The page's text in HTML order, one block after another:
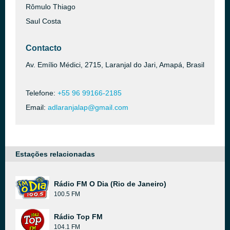
Rômulo Thiago
Saul Costa
Contacto
Av. Emílio Médici, 2715, Laranjal do Jari, Amapá, Brasil
Telefone: +55 96 99166-2185
Email: adlaranjalap@gmail.com
Estações relacionadas
Rádio FM O Dia (Rio de Janeiro)
100.5 FM
Rádio Top FM
104.1 FM